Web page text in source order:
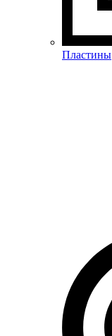
Пластины